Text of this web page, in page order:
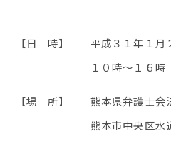
【日 時】 平成３１年１月２
１０時～１６時
【場 所】 熊本県弁護士会
熊本市中央区水道町１